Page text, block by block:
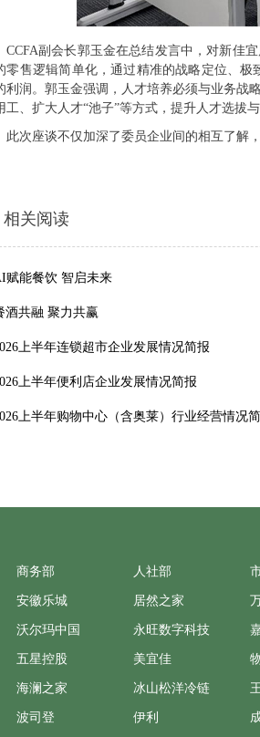
CCFA副会长郭玉金在总结发言中，对新佳
零售逻辑简单化，通过精准的战略定位、
利润。郭玉金强调，人才培养必须与业务战
工、扩大人才“池子”等方式，提升人才选拔
此次座谈不仅加深了委员企业间的相互了解
相关阅读
赋能餐饮 智启未来
酒共融 聚力共赢
上半年连锁超市企业发展情况简报
上半年便利店企业发展情况简报
上半年购物中心（含奥莱）行业经营情况
商务部 人社部
安徽乐城 居然之家
沃尔玛中国 永旺数字科技
五星控股 美宜佳
海澜之家 冰山松洋冷链
波司登 伊利